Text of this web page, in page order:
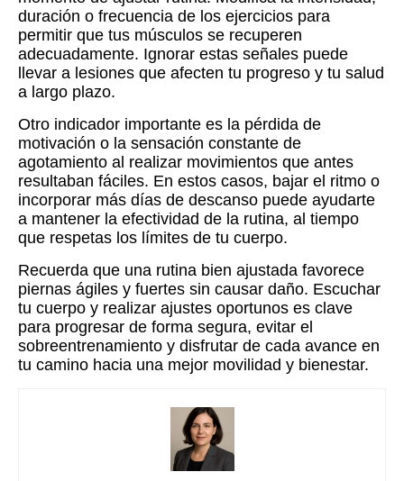
duración o frecuencia de los ejercicios para
permitir que tus músculos se recuperen
adecuadamente. Ignorar estas señales puede
llevar a lesiones que afecten tu progreso y tu salud
a largo plazo.
Otro indicador importante es la pérdida de
motivación o la sensación constante de
agotamiento al realizar movimientos que antes
resultaban fáciles. En estos casos, bajar el ritmo o
incorporar más días de descanso puede ayudarte
a mantener la efectividad de la rutina, al tiempo
que respetas los límites de tu cuerpo.
Recuerda que una rutina bien ajustada favorece
piernas ágiles y fuertes sin causar daño. Escuchar
tu cuerpo y realizar ajustes oportunos es clave
para progresar de forma segura, evitar el
sobreentrenamiento y disfrutar de cada avance en
tu camino hacia una mejor movilidad y bienestar.